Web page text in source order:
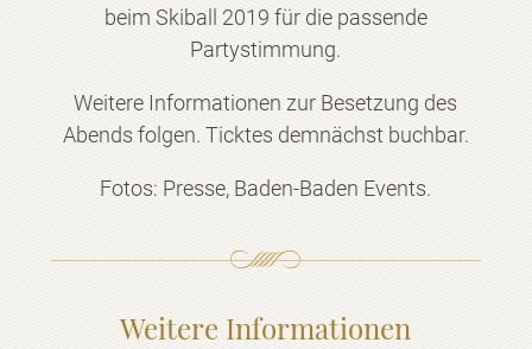
beim Skiball 2019 für die passende
Partystimmung.
Weitere Informationen zur Besetzung des
Abends folgen. Ticktes demnächst buchbar.
Fotos: Presse, Baden-Baden Events.
Weitere Informationen